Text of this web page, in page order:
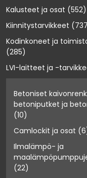
Kalusteet ja osat (552)
Kiinnitystarvikkeet
Kodinkoneet ja
(285)
LVI-laitteet ja -
Betoniset
betoniputket ja
(10)
Camlockit ja osat
Ilmalämpö- ja
(22)